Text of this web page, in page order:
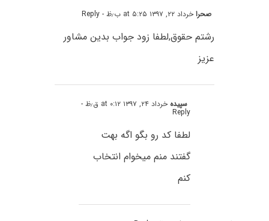
صحراخرداد ۲۲, ۱۳۹۷ at ۵:۲۵ ب٫ظ - Reply
رشتم حقوق,لطفا زود جواب بدین مشاور
عزیز
سپیده خرداد ۲۴, ۱۳۹۷ at ۰:۱۲ ق٫ظ -
Reply
لطفا کد رو بگو اگه بهت
گفتند منم میخوام انتخاب
کنم